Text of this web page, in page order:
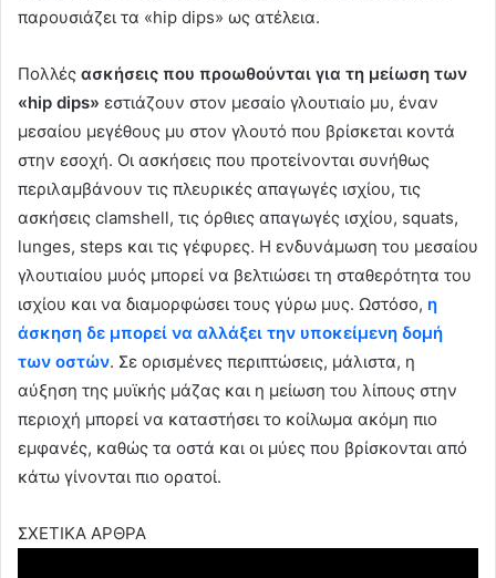
παρουσιάζει τα «hip dips» ως ατέλεια.
Πολλές ασκήσεις που προωθούνται για τη μείωση των
«hip dips» εστιάζουν στον μεσαίο γλουτιαίο μυ, έναν
μεσαίου μεγέθους μυ στον γλουτό που βρίσκεται κοντά
στην εσοχή. Οι ασκήσεις που προτείνονται συνήθως
περιλαμβάνουν τις πλευρικές απαγωγές ισχίου, τις
ασκήσεις clamshell, τις όρθιες απαγωγές ισχίου, squats,
lunges, steps και τις γέφυρες. Η ενδυνάμωση του μεσαίου
γλουτιαίου μυός μπορεί να βελτιώσει τη σταθερότητα του
ισχίου και να διαμορφώσει τους γύρω μυς. Ωστόσο, η
άσκηση δε μπορεί να αλλάξει την υποκείμενη δομή
των οστών. Σε ορισμένες περιπτώσεις, μάλιστα, η
αύξηση της μυϊκής μάζας και η μείωση του λίπους στην
περιοχή μπορεί να καταστήσει το κοίλωμα ακόμη πιο
εμφανές, καθώς τα οστά και οι μύες που βρίσκονται από
κάτω γίνονται πιο ορατοί.
ΣΧΕΤΙΚΑ ΑΡΘΡΑ